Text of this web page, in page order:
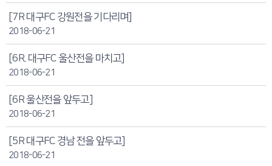
[7R 대구FC 강원전을 기다리며]
2018-06-21
[6R. 대구FC 울산전을 마치고]
2018-06-21
[6R 울산전을 앞두고]
2018-06-21
[5R 대구FC 경남 전을 앞두고]
2018-06-21